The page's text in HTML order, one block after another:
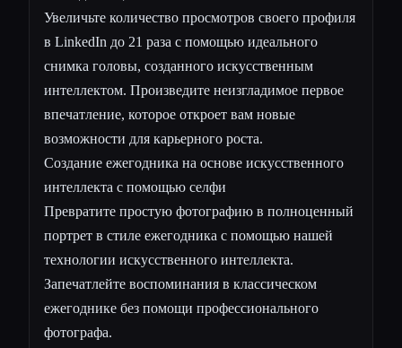
Увеличьте количество просмотров своего профиля
в LinkedIn до 21 раза с помощью идеального
снимка головы, созданного искусственным
интеллектом. Произведите неизгладимое первое
впечатление, которое откроет вам новые
возможности для карьерного роста.
Создание ежегодника на основе искусственного
интеллекта с помощью селфи
Превратите простую фотографию в полноценный
портрет в стиле ежегодника с помощью нашей
технологии искусственного интеллекта.
Запечатлейте воспоминания в классическом
ежегоднике без помощи профессионального
фотографа.